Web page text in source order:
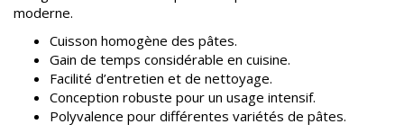
moderne.
Cuisson homogène des pâtes.
Gain de temps considérable en cuisine.
Facilité d’entretien et de nettoyage.
Conception robuste pour un usage intensif.
Polyvalence pour différentes variétés de pâtes.